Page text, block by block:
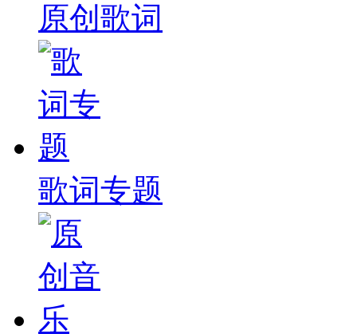
原创歌词
歌词专题